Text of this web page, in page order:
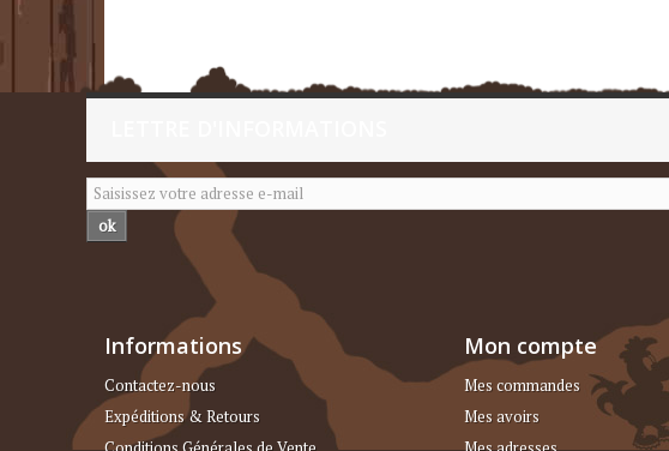
ok
Informations
Contactez-nous
Expéditions & Retours
Mon compte
Mes commandes
Mes avoirs